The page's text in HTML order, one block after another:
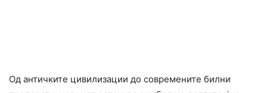
Од античките цивилизации до современите билни